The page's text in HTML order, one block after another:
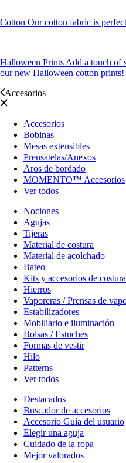
Cotton Our cotton fabric is
Halloween Prints Add a touch of
our new Halloween cotton prints!
Accesorios
Accesorios
Bobinas
Mesas extensibles
Prensatelas/Anexos
Aros de bordado
MOMENTO™ Accesorios
Ver todos
Nociones
Agujas
Tijeras
Material de costura
Material de acolchado
Bateo
Kits y accesorios de costura
Hierros
Vaporeras / Prensas de
Estabilizadores
Mobiliario e iluminación
Bolsas / Estuches
Formas de vestir
Hilo
Patterns
Ver todos
Destacados
Buscador de accesorios
Accesorio Guía del usuario
Elegir una aguja
Cuidado de la ropa
Mejor valorados